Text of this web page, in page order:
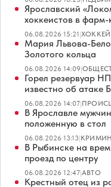
Ярославский
хоккеистов в фарм-
06.08.2026 15:21|ХОККЕЙ
Мария Львова-
Золотого кольца
06.08.2026 14:09|
Горел резервуар
известно об атаке
06.08.2026 14:07|
В Ярославле
положенную в стол
06.08.2026 13:13|
В Рыбинске на
проезд по центру
06.08.2026 12:47|АВТО
Крестный отец из